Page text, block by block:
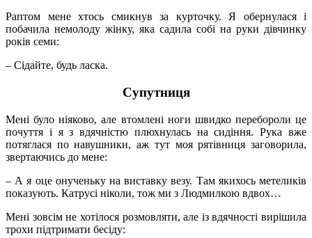
Раптом мене хтось смикнув за курточку. Я обернулася і
побачила немолоду жінку, яка садила собі на руки дівчинку
років семи:
– Сідайте, будь ласка.
Супутниця
Мені було ніяково, але втомлені ноги швидко перебороли це
почуття і я з вдячністю плюхнулась на сидіння. Рука вже
потяглася по навушники, аж тут моя рятівниця заговорила,
звертаючись до мене:
– А я оце онученьку на виставку везу. Там якихось метеликів
показують. Катрусі ніколи, тож ми з Людмилкою вдвох…
Мені зовсім не хотілося розмовляти, але із вдячності вирішила
трохи підтримати бесіду: